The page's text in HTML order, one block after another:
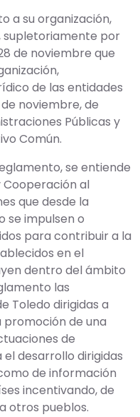
a su organización,
supletoriamente por
de noviembre que
de las entidades
noviembre, de
Públicas y
Común.
se entiende
Cooperación al
que desde la
se impulsen o
para contribuir a la
en el
dentro del ámbito
las
Toledo dirigidas a
de una
de
desarrollo dirigidas
de información
incentivando, de
otros pueblos.